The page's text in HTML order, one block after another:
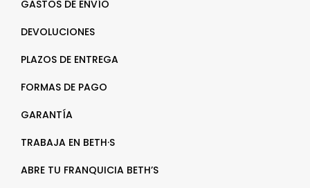
GASTOS DE ENVÍO
DEVOLUCIONES
PLAZOS DE ENTREGA
FORMAS DE PAGO
GARANTÍA
TRABAJA EN BETH·S
ABRE TU FRANQUICIA BETH’S